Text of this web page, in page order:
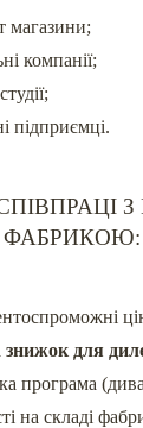
магазини;
компанії;
підприємці.
ФАБРИКОЮ:
знижок для
програма
на складі